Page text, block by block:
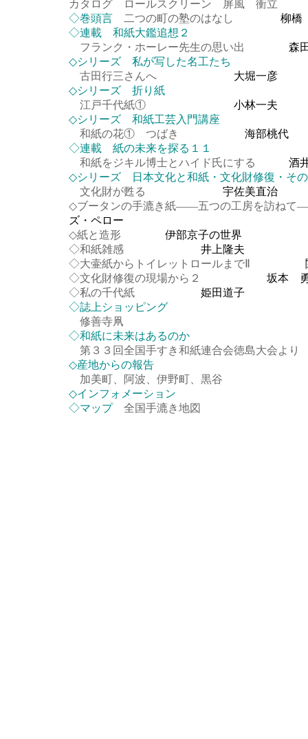
カタログ ロールスクリーン 屏風 衝立
◇巻頭言 二つの町の塾のはなし
柳
◇連載 和紙大鑑追想２
フランク・ホーレー先生の思い出 森
◇シリーズ 私が写した名工たち
古田行三さんへ 大堀一彦
◇シリーズ 折り紙
江戸千代紙① 小林一夫
◇シリーズ 和紙工芸入門講座
和紙の花① つばき
海部桃代
◇連載 紙の未来を探る１１
和紙をジキル博士とハイド氏にする
酒
◇シリーズ 日本文化と和紙・文化財修復・そ
文化財が甦る 宇佐美直治
◇ブータンの手漉き紙――五つの工房を訪ねて
ズ・ペロー
◇紙と造形 伊部京子の世界
◇和紙雑感 井上隆夫
◇大壷紙からトイレットロールまでⅡ
関
◇文化財修復の現場から２
坂本
◇私の千代紙 姫田道子
◇誌上ショッピング
修善寺凧
◇和紙に未来はあるのか
第３３回全国手すき和紙連合会徳島大会より
◇産地からの報告
加美町、阿波、伊野町、黒谷
◇インフォメーション
◇マップ
全国手漉き地図